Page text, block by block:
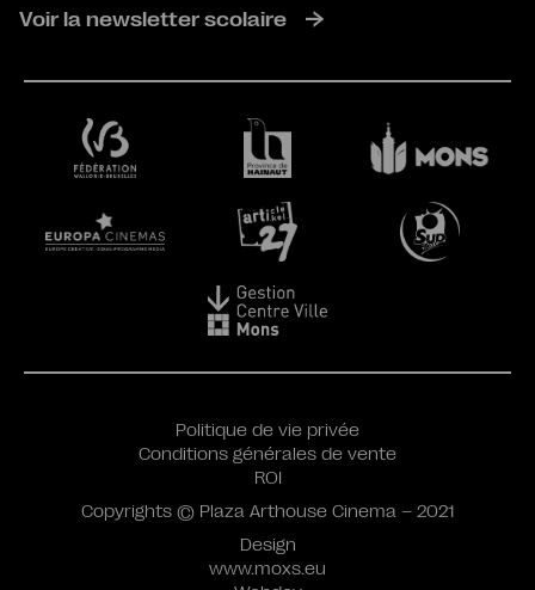
Voir la newsletter scolaire
Design
www.moxs.eu
Politique de vie privée
Conditions générales de vente
ROI
Copyrights © Plaza Arthouse Cinema – 2021